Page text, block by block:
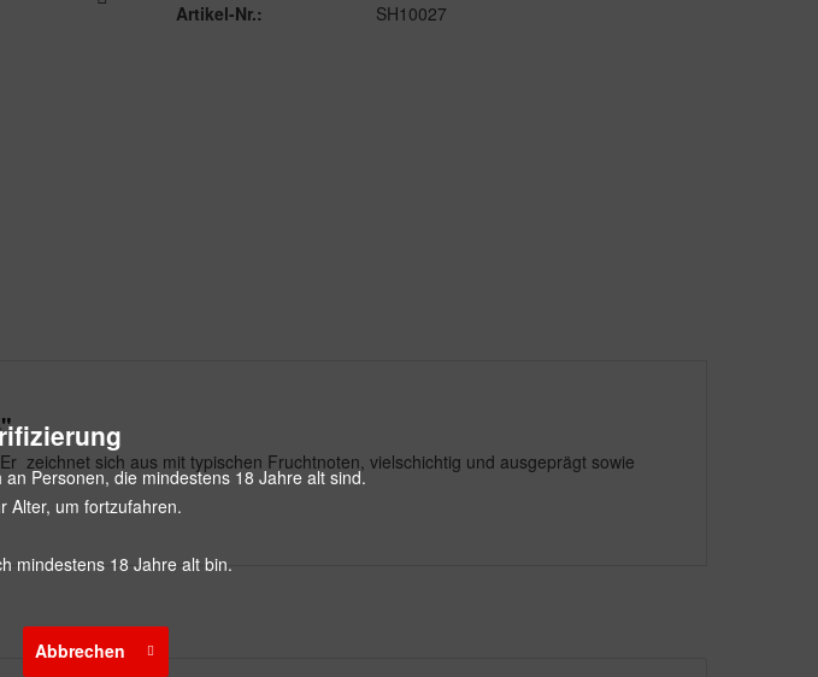
Artikel-Nr.: SH10027
zeichnet sich aus mit typischen Fruchtnoten, vielschichtig und ausgeprägt sowie
Personen, die mindestens 18 Jahre alt sind.
Alter, um fortzufahren.
mindestens 18 Jahre alt bin.
Abbrechen